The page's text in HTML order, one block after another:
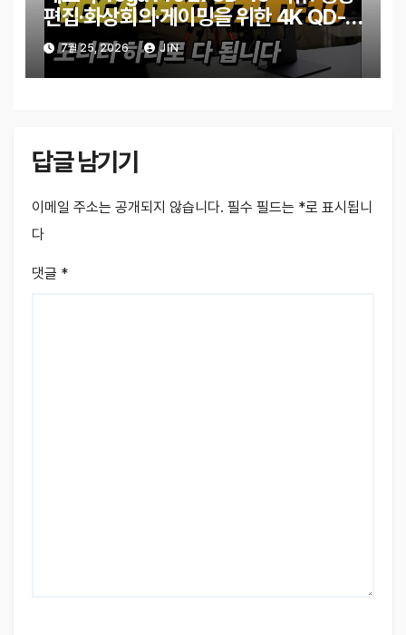
편집·화상회의·게이밍을 위한 4K QD-
OLED 모니터
7월 25, 2026 JIN
답글 남기기
이메일 주소는 공개되지 않습니다. 필수 필드는 *로 표시됩니
다
댓글 *